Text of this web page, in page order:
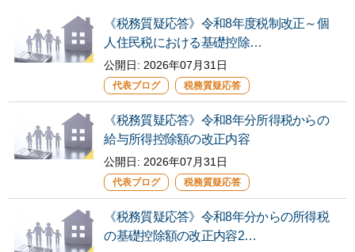
《税務質疑応答》令和8年度税制改正～個
人住民税における基礎控除…
公開日: 2026年07月31日
代表ブログ 税務質疑応答
《税務質疑応答》令和8年分所得税からの
給与所得控除額の改正内容
公開日: 2026年07月31日
代表ブログ 税務質疑応答
《税務質疑応答》令和8年分からの所得税
の基礎控除額の改正内容2…